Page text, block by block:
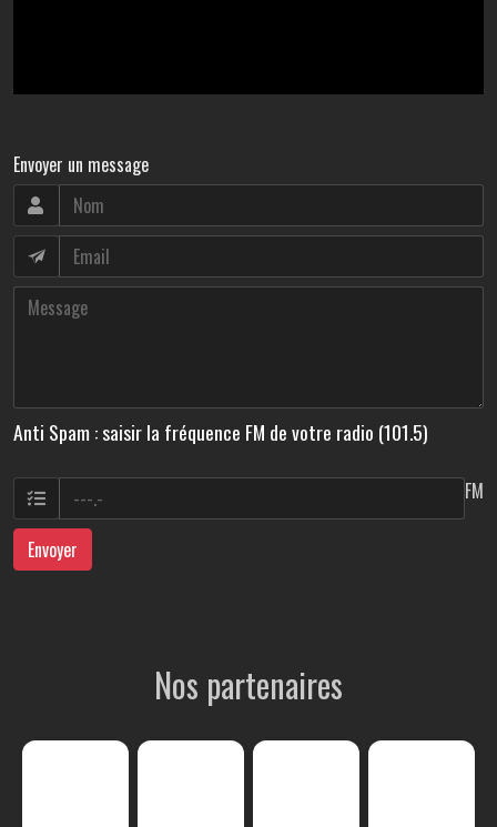
Envoyer un message
Anti Spam : saisir la fréquence FM de votre radio (101.5)
FM
Envoyer
Nos partenaires